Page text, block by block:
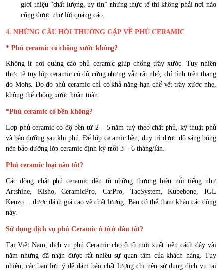
giới thiệu “chất lượng, uy tín” nhưng thực tế thì không phải nơi nào
cũng được như lời quảng cáo.
4. NHỮNG CÂU HỎI THƯỜNG GẶP VỀ PHỦ CERAMIC
* Phủ ceramic có chống xước không?
Không ít nơi quảng cáo phủ ceramic giúp chống trầy xước. Tuy nhiên
thực tế tuy lớp ceramic có độ cứng nhưng vẫn rất nhỏ, chỉ tính trên thang
đo Mohs. Do đó phủ ceramic chỉ có khả năng hạn chế vết trầy xước nhẹ,
không thể chống xước hoàn toàn.
*Phủ ceramic có bền không?
Lớp phủ ceramic có độ bền từ 2 – 5 năm tuỳ theo chất phủ, kỹ thuật phủ
và bảo dưỡng sau khi phủ. Để lớp ceramic bền, duy trì được độ sáng bóng
nên bảo dưỡng lớp ceramic định kỳ mỗi 3 – 6 tháng/lần.
Phủ ceramic loại nào tốt?
Các dòng chất phủ ceramic đến từ những thương hiệu nổi tiếng như
Artshine, Kisho, CeramicPro, CarPro, TacSystem, Kubebone, IGL
Kenzo… được đánh giá cao về chất lượng. Bạn có thể tham khảo các dòng
này.
Sử dụng dịch vụ phủ Ceramic ô tô ở đâu tốt?
Tại Việt Nam, dịch vụ phủ Ceramic cho ô tô mới xuất hiện cách đây vài
năm nhưng đã nhận được rất nhiều sự quan tâm của khách hàng. Tuy
nhiên, các bạn lưu ý để đảm bảo chất lượng chỉ nên sử dụng dịch vụ tại